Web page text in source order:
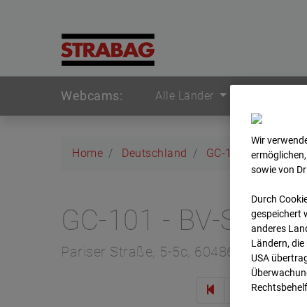
Webcams: Alle Länder
Home Deutschland GC-101 - BV-Seed-
GC-101 - BV-Seed-
Pariser Straße, 5-5c, 60486 Frankfurt
Wir
sowie von
Durch
gespeichert
anderes
Ländern,
USA